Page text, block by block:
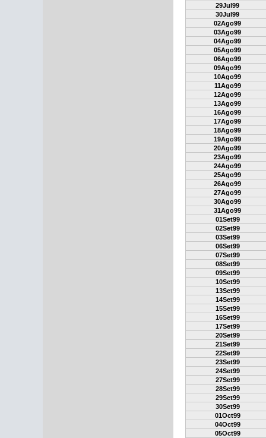
29Jul99
30Jul99
02Ago99
03Ago99
04Ago99
05Ago99
06Ago99
09Ago99
10Ago99
11Ago99
12Ago99
13Ago99
16Ago99
17Ago99
18Ago99
19Ago99
20Ago99
23Ago99
24Ago99
25Ago99
26Ago99
27Ago99
30Ago99
31Ago99
01Set99
02Set99
03Set99
06Set99
07Set99
08Set99
09Set99
10Set99
13Set99
14Set99
15Set99
16Set99
17Set99
20Set99
21Set99
22Set99
23Set99
24Set99
27Set99
28Set99
29Set99
30Set99
01Oct99
04Oct99
05Oct99